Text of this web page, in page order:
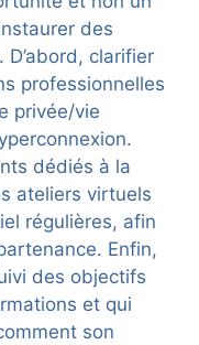
des
clarifier
professionnelles
privée/vie
dédiés à la
ateliers virtuels
régulières, afin
Enfin,
des objectifs
et qui
son